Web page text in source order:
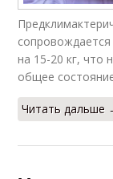
на 15-20 кг, что
общее
Читать дальше